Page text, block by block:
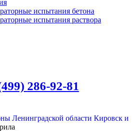
испытания бетона
испытания раствора
286-92-81
Ленинградской области Кировск и